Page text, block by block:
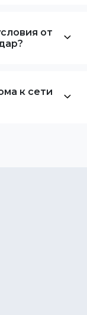
от
к сети